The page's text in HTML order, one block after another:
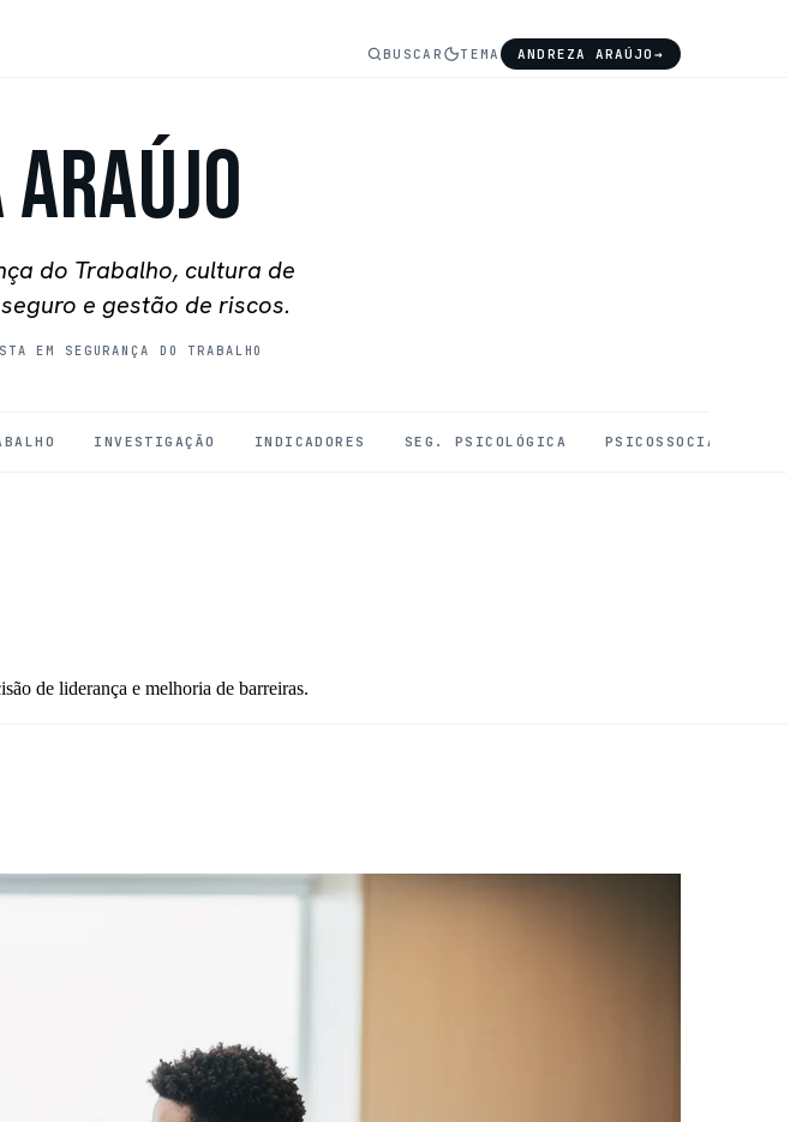
BUSCAR TEMA ANDREZA ARAÚJO →
Araújo
do Trabalho, cultura de
e gestão de riscos.
EM SEGURANÇA DO TRABALHO
INVESTIGAÇÃO INDICADORES SEG. PSICOLÓGICA PSICOSSOCIAIS
de liderança e melhoria de barreiras.